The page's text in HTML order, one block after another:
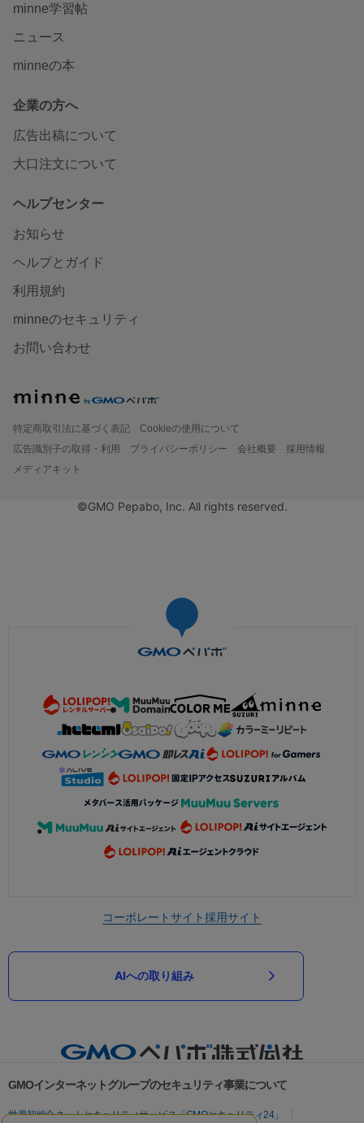
minne学習帖
ニュース
minneの本
企業の方へ
広告出稿について
大口注文について
ヘルプセンター
お知らせ
ヘルプとガイド
利用規約
minneのセキュリティ
お問い合わせ
特定商取引法に基づく表記
Cookieの使用について
広告識別子の取得・利用
プライバシーポリシー 会社概要
採用情報
メディアキット
©GMO Pepabo, Inc. All rights reserved.
コーポレートサイト採用サイト
AIへの取り組み
GMOインターネットグループのセキュリティ事業について
世界初総合ネットセキュリティサービス「GMOセキュリティ24」